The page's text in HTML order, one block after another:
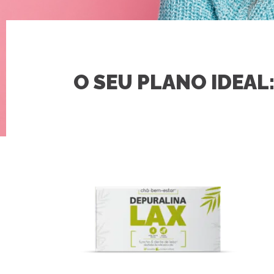
O SEU PLANO IDEAL: